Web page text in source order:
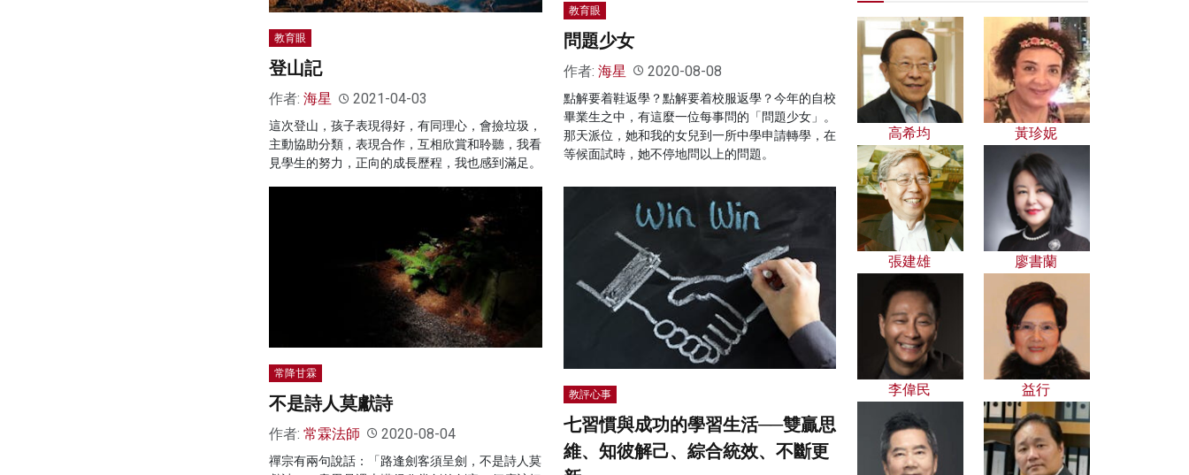
教育眼
登山記
作者: 海星 2021-04-03
這次登山，孩子表現得好，有同理心，會撿垃圾，
主動協助分類，表現合作，互相欣賞和聆聽，我看
見學生的努力，正向的成長歷程，我也感到滿足。
教育眼
問題少女
作者: 海星 2020-08-08
點解要着鞋返學？點解要着校服返學？今年的自校
畢業生之中，有這麼一位每事問的「問題少女」。
那天派位，她和我的女兒到一所中學申請轉學，在
等候面試時，她不停地問以上的問題。
常降甘霖
不是詩人莫獻詩
作者: 常霖法師 2020-08-04
禪宗有兩句說話：「路逢劍客須呈劍，不是詩人莫
教評心事
七習慣與成功的學習生活──雙贏思
維、知彼解己、綜合統效、不斷更
高希均 黃珍妮
張建雄 廖書蘭
李偉民 益行